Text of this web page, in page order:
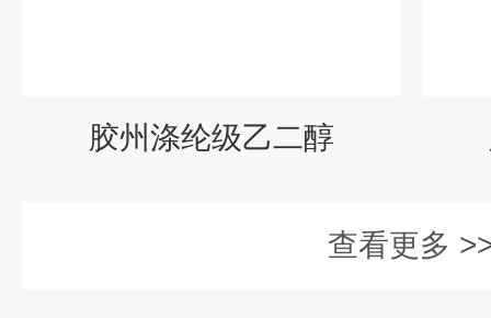
胶州涤纶级乙二醇
查看更多